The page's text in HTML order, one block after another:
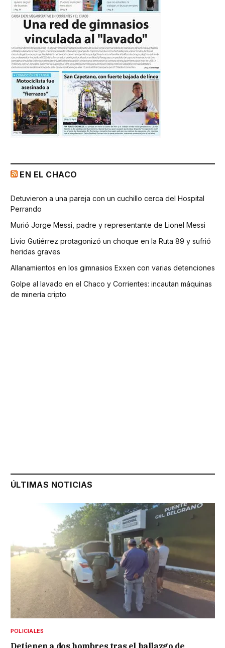
EN EL CHACO
Detuvieron a una pareja con un cuchillo cerca del Hospital
Perrando
Murió Jorge Messi, padre y representante de Lionel Messi
Livio Gutiérrez protagonizó un choque en la Ruta 89 y sufrió
heridas graves
Allanamientos en los gimnasios Exxen con varias detenciones
Golpe al lavado en el Chaco y Corrientes: incautan máquinas
de minería cripto
ÚLTIMAS NOTICIAS
POLICIALES